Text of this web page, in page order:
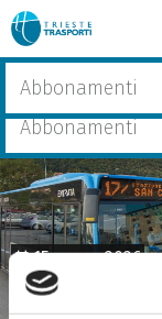
Salta
al
contenuto
principale
Cerca
sito
Cerca
sito
15 maggio 2026
Linea 17/,